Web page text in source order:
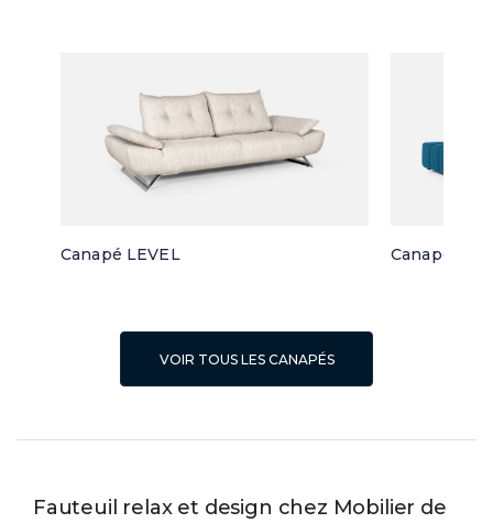
Canapé LEVEL Canapé
VOIR TOUS LES CANAPÉS
Fauteuil relax et design chez Mobilier de